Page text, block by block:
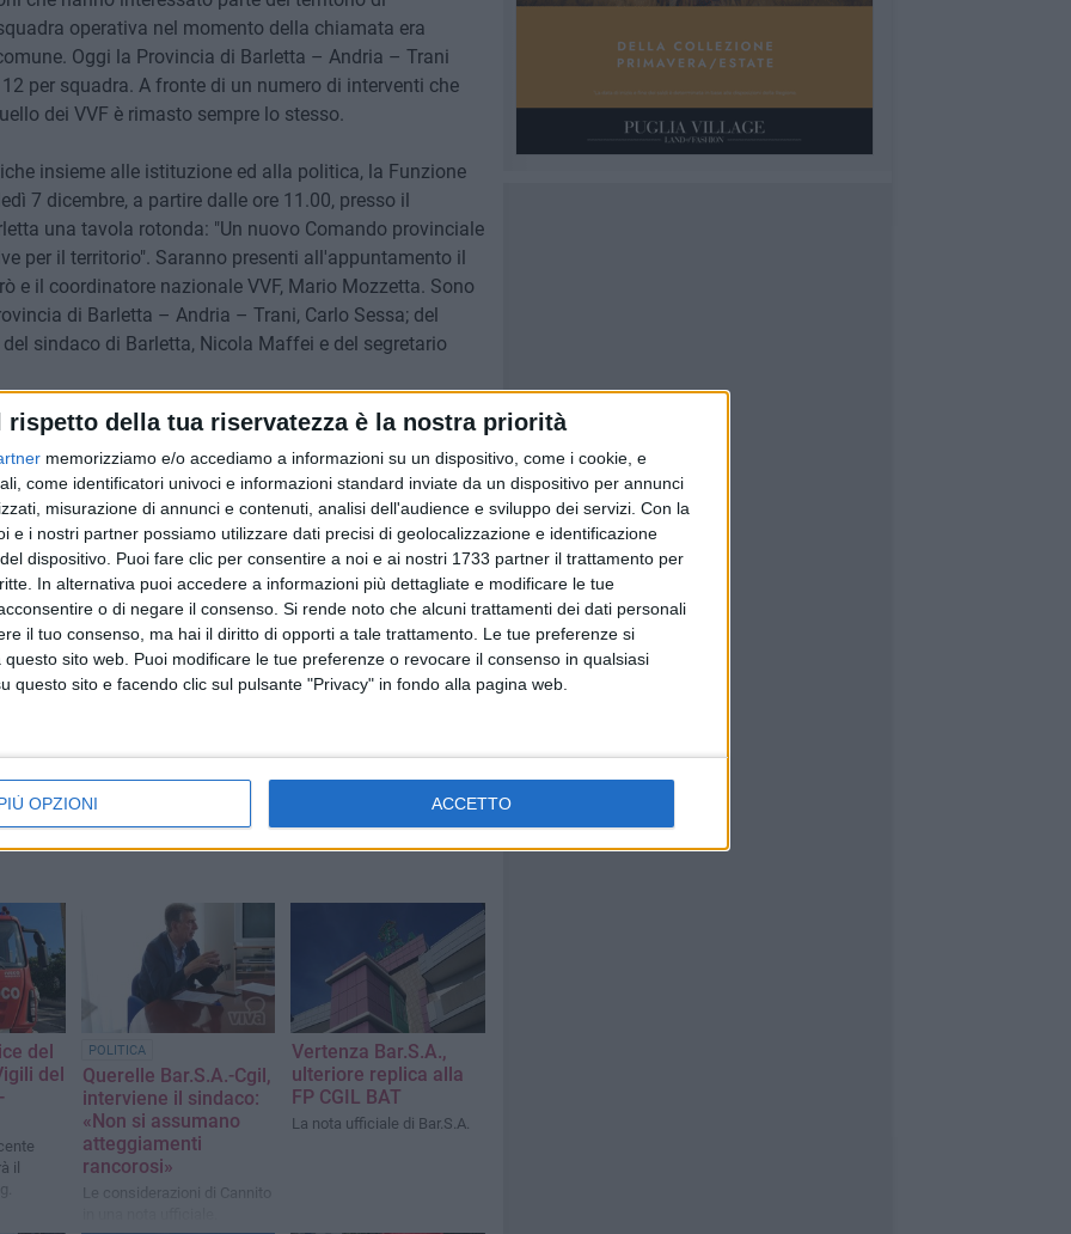
rispetto della tua riservatezza è la nostra priorità
memorizziamo e/o accediamo a informazioni su un dispositivo, come i cookie, e
come identificatori univoci e informazioni standard inviate da un dispositivo per annunci
misurazione di annunci e contenuti, analisi dell'audience e sviluppo dei servizi. Con la
e i nostri partner possiamo utilizzare dati precisi di geolocalizzazione e identificazione
dispositivo. Puoi fare clic per consentire a noi e ai nostri 1733 partner il trattamento per
In alternativa puoi accedere a informazioni più dettagliate e modificare le tue
o di negare il consenso. Si rende noto che alcuni trattamenti dei dati personali
il tuo consenso, ma hai il diritto di opporti a tale trattamento. Le tue preferenze si
sito web. Puoi modificare le tue preferenze o revocare il consenso in qualsiasi
questo sito e facendo clic sul pulsante "Privacy" in fondo alla pagina web.
OPZIONI ACCETTO
operativa nel momento della chiamata era
Oggi la Provincia di Barletta – Andria – Trani
per squadra. A fronte di un numero di interventi che
dei VVF è rimasto sempre lo stesso.
insieme alle istituzione ed alla politica, la Funzione
7 dicembre, a partire dalle ore 11.00, presso il
una tavola rotonda: "Un nuovo Comando provinciale
per il territorio". Saranno presenti all'appuntamento il
e il coordinatore nazionale VVF, Mario Mozzetta. Sono
di Barletta – Andria – Trani, Carlo Sessa; del
sindaco di Barletta, Nicola Maffei e del segretario
Massimo Marcone, segretario Funzione Pubblica
in cui versa il distaccamento dei Vigili del fuoco di
sta compiendo ogni passo possibile ma è arrivato il
politica si assumano delle responsabilità. Per tale
– di organizzare questa tavola rotonda, abbiamo
del territorio affinché Barletta diventi sede del nuovo
FUOCO TAVOLA ROTONDA
del
del
il
POLITICA
Querelle Bar.S.A.-Cgil,
interviene il sindaco:
«Non si assumano
atteggiamenti
rancorosi»
Le considerazioni di Cannito
Vertenza Bar.S.A.,
ulteriore replica alla
FP CGIL BAT
La nota ufficiale di Bar.S.A.